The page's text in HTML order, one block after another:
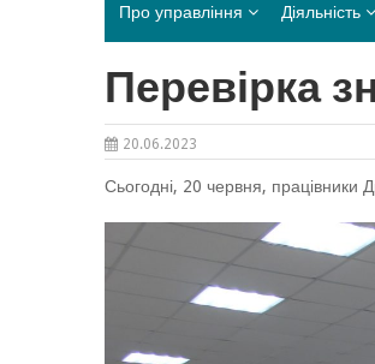
Про управління Діяльність
Перевірка
20.06.2023
Сьогодні, 20 червня, працівники